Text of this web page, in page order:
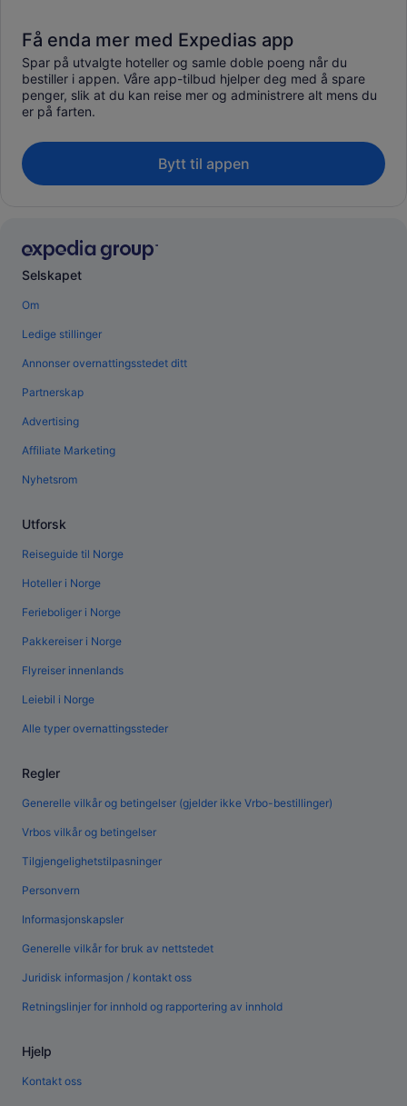
Få enda mer med Expedias app
Spar på utvalgte hoteller og samle doble poeng når du
bestiller i appen. Våre app-tilbud hjelper deg med å spare
penger, slik at du kan reise mer og administrere alt mens du
er på farten.
Bytt til appen
Selskapet
Om
Ledige stillinger
Annonser overnattingsstedet ditt
Partnerskap
Advertising
Affiliate Marketing
Nyhetsrom
Utforsk
Reiseguide til Norge
Hoteller i Norge
Ferieboliger i Norge
Pakkereiser i Norge
Flyreiser innenlands
Leiebil i Norge
Alle typer overnattingssteder
Regler
Generelle vilkår og betingelser (gjelder ikke Vrbo-bestillinger)
Vrbos vilkår og betingelser
Tilgjengelighetstilpasninger
Personvern
Informasjonskapsler
Generelle vilkår for bruk av nettstedet
Juridisk informasjon / kontakt oss
Retningslinjer for innhold og rapportering av innhold
Hjelp
Kontakt oss